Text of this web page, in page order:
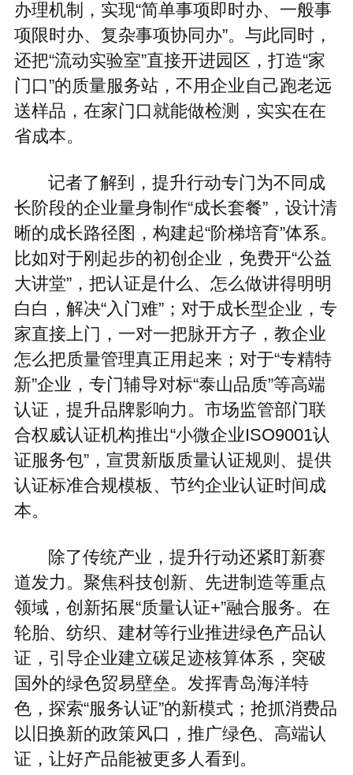
办理机制，实现“简单事项即时办、一般事
项限时办、复杂事项协同办”。与此同时，
还把“流动实验室”直接开进园区，打造“家
门口”的质量服务站，不用企业自己跑老远
送样品，在家门口就能做检测，实实在在
省成本。
记者了解到，提升行动专门为不同成
长阶段的企业量身制作“成长套餐”，设计清
晰的成长路径图，构建起“阶梯培育”体系。
比如对于刚起步的初创企业，免费开“公益
大讲堂”，把认证是什么、怎么做讲得明明
白白，解决“入门难”；对于成长型企业，专
家直接上门，一对一把脉开方子，教企业
怎么把质量管理真正用起来；对于“专精特
新”企业，专门辅导对标“泰山品质”等高端
认证，提升品牌影响力。市场监管部门联
合权威认证机构推出“小微企业ISO9001认
证服务包”，宣贯新版质量认证规则、提供
认证标准合规模板、节约企业认证时间成
本。
除了传统产业，提升行动还紧盯新赛
道发力。聚焦科技创新、先进制造等重点
领域，创新拓展“质量认证+”融合服务。在
轮胎、纺织、建材等行业推进绿色产品认
证，引导企业建立碳足迹核算体系，突破
国外的绿色贸易壁垒。发挥青岛海洋特
色，探索“服务认证”的新模式；抢抓消费品
以旧换新的政策风口，推广绿色、高端认
证，让好产品能被更多人看到。